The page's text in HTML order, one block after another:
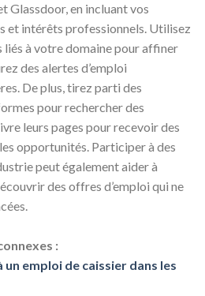
Glassdoor, en incluant vos
et intérêts professionnels. Utilisez
à votre domaine pour affiner
des alertes d’emploi
De plus, tirez parti des
pour rechercher des
leurs pages pour recevoir des
opportunités. Participer à des
peut également aider à
des offres d’emploi qui ne
:
emploi de caissier dans les